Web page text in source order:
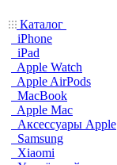
Каталог
iPhone
iPad
Apple Watch
Apple AirPods
MacBook
Apple Mac
Аксессуары Apple
Samsung
Xiaomi